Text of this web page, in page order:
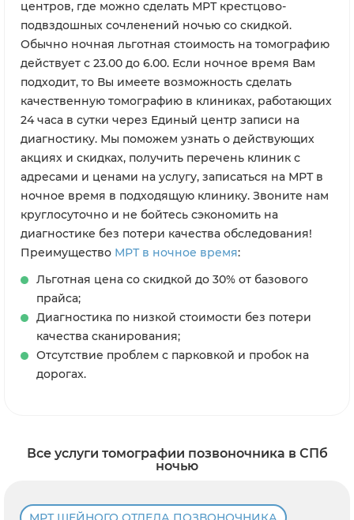
центров, где можно сделать МРТ крестцово-
подвздошных сочленений ночью со скидкой.
Обычно ночная льготная стоимость на томографию
действует с 23.00 до 6.00. Если ночное время Вам
подходит, то Вы имеете возможность сделать
качественную томографию в клиниках, работающих
24 часа в сутки через Единый центр записи на
диагностику. Мы поможем узнать о действующих
акциях и скидках, получить перечень клиник с
адресами и ценами на услугу, записаться на МРТ в
ночное время в подходящую клинику. Звоните нам
круглосуточно и не бойтесь сэкономить на
диагностике без потери качества обследования!
Преимущество МРТ в ночное время:
Льготная цена со скидкой до 30% от базового
прайса;
Диагностика по низкой стоимости без потери
качества сканирования;
Отсутствие проблем с парковкой и пробок на
дорогах.
Все услуги томографии позвоночника в СПб
ночью